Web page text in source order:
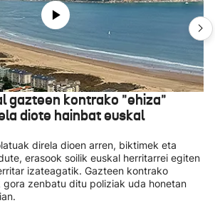
gazteen kontrako "ehiza"
diote hainbat euskal
direla dioen arren, biktimek eta
erasook soilik euskal herritarrei egiten
izateagatik. Gazteen kontrako
zenbatu ditu poliziak uda honetan